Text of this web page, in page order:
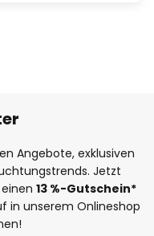
Angebote, exklusiven
Jetzt
13 %-Gutschein*
in unserem Onlineshop